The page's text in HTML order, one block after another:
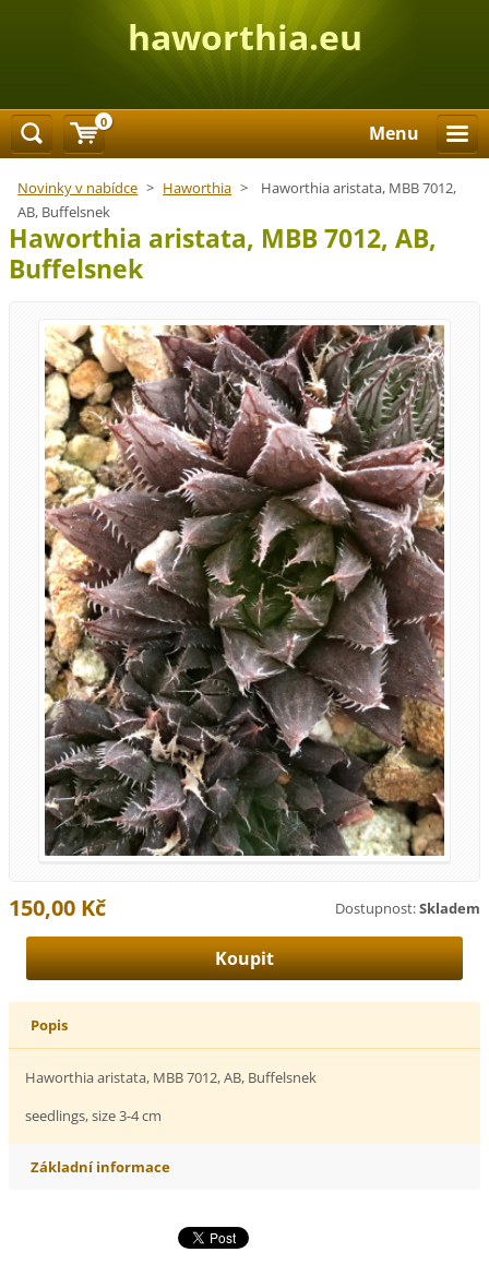
haworthia.eu
Menu
Novinky v nabídce > Haworthia >
Haworthia aristata, MBB 7012,
AB, Buffelsnek
Haworthia aristata, MBB 7012, AB,
Buffelsnek
Dostupnost:Skladem
150,00 Kč
Popis
Haworthia aristata, MBB 7012, AB, Buffelsnek
seedlings, size 3-4 cm
Základní informace
0